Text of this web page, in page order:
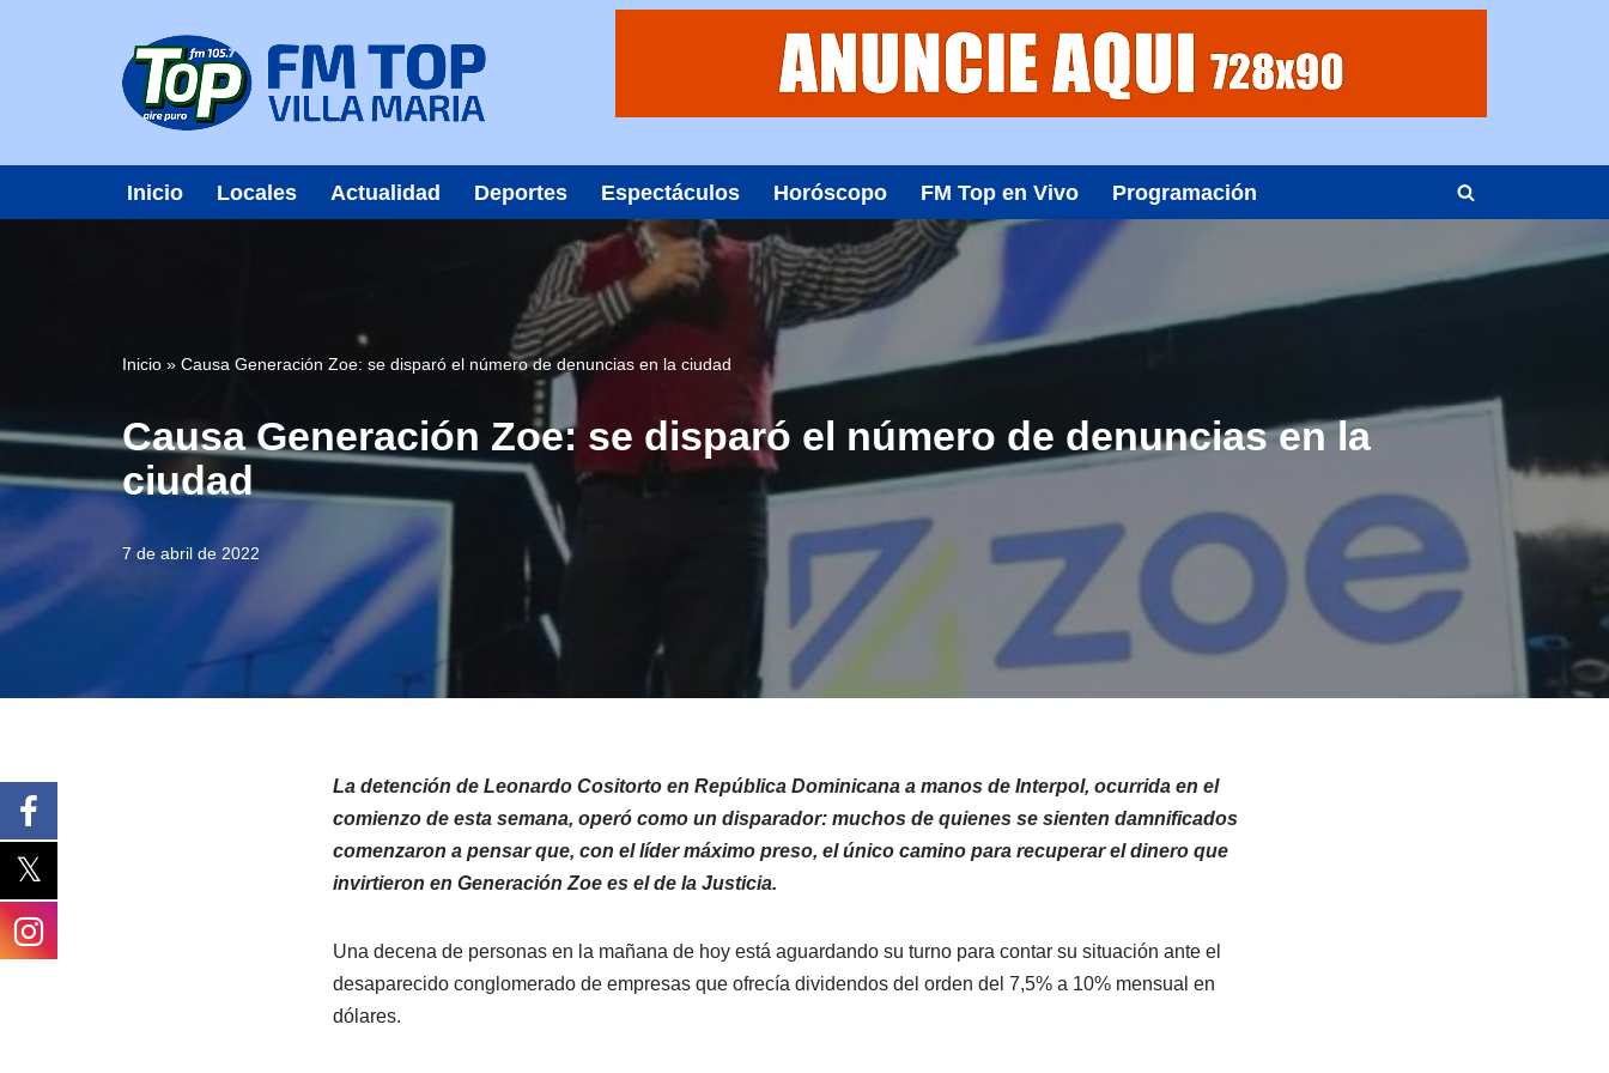
Inicio Locales Actualidad Deportes Espectáculos Horóscopo FM Top en Vivo Programación
Inicio » Causa Generación Zoe: se disparó el número de denuncias en la ciudad
Causa Generación Zoe: se disparó el número de denuncias en la
ciudad
7 de abril de 2022
La detención de Leonardo Cositorto en República Dominicana a manos de Interpol, ocurrida en el
comienzo de esta semana, operó como un disparador: muchos de quienes se sienten damnificados
comenzaron a pensar que, con el líder máximo preso, el único camino para recuperar el dinero que
invirtieron en Generación Zoe es el de la Justicia.
Una decena de personas en la mañana de hoy está aguardando su turno para contar su situación ante el
desaparecido conglomerado de empresas que ofrecía dividendos del orden del 7,5% a 10% mensual en
dólares.